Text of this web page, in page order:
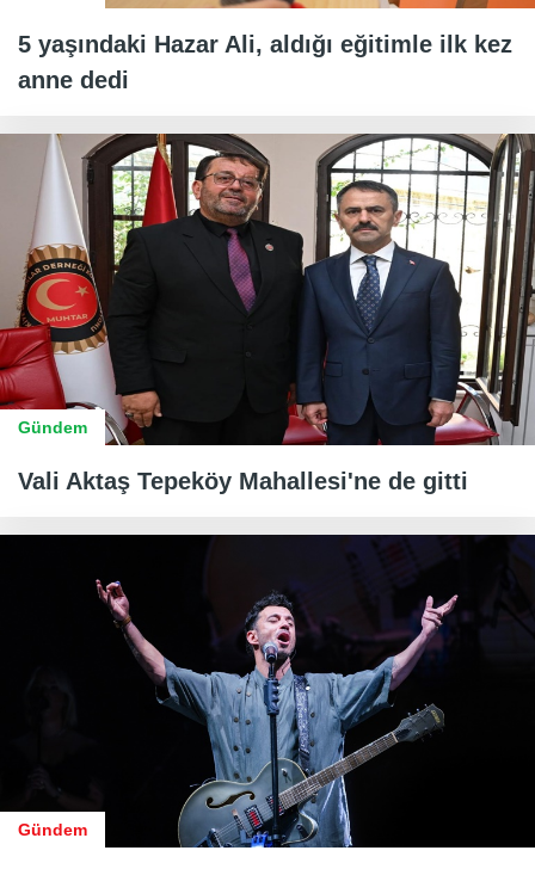
5 yaşındaki Hazar Ali, aldığı eğitimle ilk kez
anne dedi
Gündem
Vali Aktaş Tepeköy Mahallesi'ne de gitti
Gündem